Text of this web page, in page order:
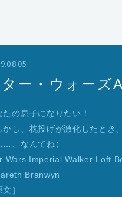
ター・ウォーズ
たの息子になりたい！
かし、枕投げが激化したと
、なんてね）
Wars Imperial Walker Loft
Branwyn
文］